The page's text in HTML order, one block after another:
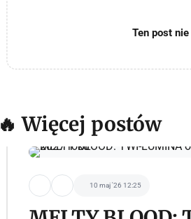
Ten post
🔥 Więcej postów
10 maj '26 12:25